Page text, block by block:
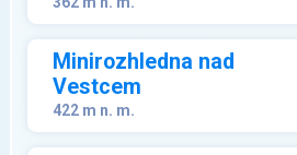
Minirozhledna nad
Vestcem
422 m n. m.